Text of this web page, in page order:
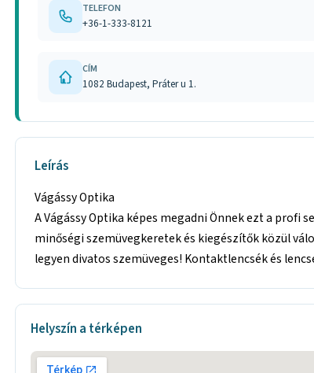
TELEFON
+36-1-333-8121
CÍM
1082 Budapest, Práter u 1.
Leírás
Vágássy Optika
A Vágássy Optika képes megadni Önnek ezt a
minőségi szemüvegkeretek és kiegészítők közül
legyen divatos szemüveges! Kontaktlencsék és
Helyszín a térképen